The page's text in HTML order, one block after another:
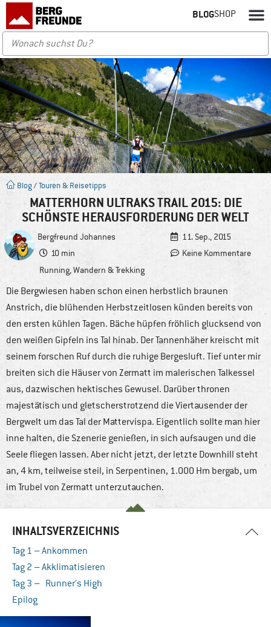
BLOGSHOP
Blog /Touren & Reisetipps
MATTERHORN ULTRAKS TRAIL 2015: DIE
SCHÖNSTE HERAUSFORDERUNG DER WELT
Bergfreund Johannes
11. Sep., 2015
10 min
Keine Kommentare
Running,Wandern & Trekking
Die Bergwiesen haben schon einen herbstlich braunen
Anstrich, die blühenden Herbstzeitlosen künden bereits von
den ersten kühlen Tagen. Bäche hüpfen fröhlich glucksend von
den weißen Gipfeln ins Tal hinab. Der Tannenhäher kreischt mit
seinem forschen Ruf durch die ruhige Bergesluft. Tief unter mir
breiten sich die Häuser von Zermatt im malerischen Talkessel
aus, dazwischen hektisches Gewusel. Darüber thronen
majestätisch und gletscherstrotzend die Viertausender der
Bergwelt um das Tal der Mattervispa. Eigentlich sollte man hier
inne halten, die Szenerie genießen, in sich aufsaugen und die
Seele fliegen lassen. Aber nicht jetzt, der letzte Downhill steht
an, 4 km, teilweise steil, in Serpentinen, 1.000 Hm bergab, um
im Trubel von Zermatt unterzutauchen.
INHALTSVERZEICHNIS
Tag 1 – Ankommen
Tag 2 – Akklimatisieren
Tag 3 – Runner’s High
Epilog